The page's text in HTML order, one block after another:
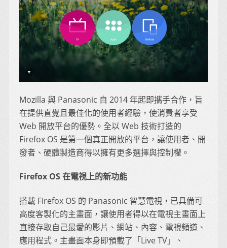
Mozilla 與 Panasonic 自 2014 年起即攜手合作，旨
在提供直覺且最佳化的使用者經驗，使消費者享受
Web 開放平台的優勢。全以 Web 技術打造的
Firefox OS 是第一個真正開放的平台，讓使用者、開
發者、硬體製造商得以擁有更多選擇與控制權。
Firefox OS 在電視上的新功能
搭載 Firefox OS 的 Panasonic 智慧電視，已具備可
高度客製化的主畫面，讓使用者得以在電視主畫面上
直接存取自己最愛的影片、網站、內容、電視頻道、
應用程式。主畫面本身即預載了「Live TV」、